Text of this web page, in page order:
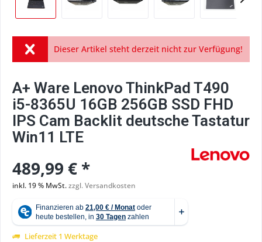
Dieser Artikel steht derzeit nicht zur Verfügung!
A+ Ware Lenovo ThinkPad T490
i5-8365U 16GB 256GB SSD FHD
IPS Cam Backlit deutsche Tastatur
Win11 LTE
489,99 € *
inkl. 19 % MwSt.zzgl. Versandkosten
Lieferzeit 1 Werktage